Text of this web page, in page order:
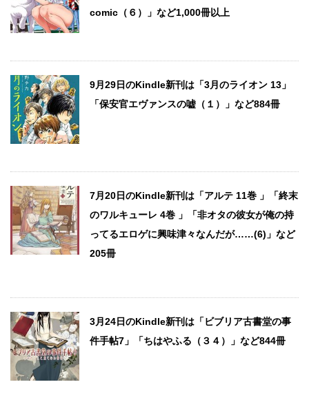
comic（６）」など1,000冊以上
9月29日のKindle新刊は「3月のライオン 13」
「保安官エヴァンスの嘘（１）」など884冊
7月20日のKindle新刊は「アルテ 11巻 」「終末
のワルキューレ 4巻 」「非オタの彼女が俺の持
ってるエロゲに興味津々なんだが……(6)」など
205冊
3月24日のKindle新刊は「ビブリア古書堂の事
件手帖7」「ちはやふる（３４）」など844冊